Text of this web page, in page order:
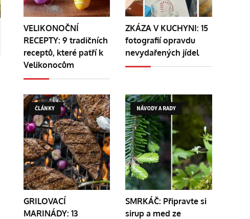
VELIKONOČNÍ
RECEPTY: 9 tradičních
receptů, které patří k
Velikonocům
ZKÁZA V KUCHYNI: 15
fotografií opravdu
nevydařených jídel
ČLÁNKY
GRILOVACÍ
MARINÁDY: 13
NÁVODY A RADY
SMRKÁČ: Připravte si
sirup a med ze